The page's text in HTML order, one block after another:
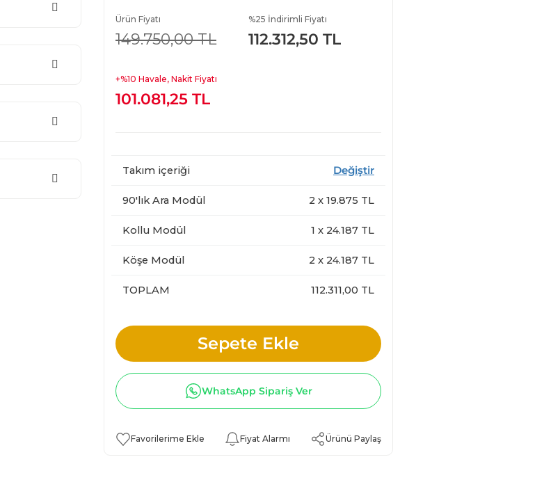
Ürün Fiyatı
149.750,00 TL
%25 İndirimli Fiyatı
112.312,50 TL
+%10 Havale, Nakit Fiyatı
101.081,25 TL
Takım içeriği Değiştir
90'lık Ara Modül 2 x 19.875 TL
Kollu Modül 1 x 24.187TL
Köşe Modül 2 x 24.187TL
TOPLAM 112.311,00 TL
Sepete Ekle
WhatsApp Sipariş Ver
Fiyat Alarmı Ürünü Paylaş